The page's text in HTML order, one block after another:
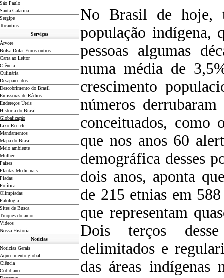
São Paulo
Santa Catarina
Sergipe
Tocantins
Serviços
Árvore
Bolsa Dolar Euros outros
Carta ao Leitor
Ciência
Culinária
Desaparecidos
Descobrimento do Brasil
Emissoras de Rádios
Endereços Úteis
Historia do Brasil
Globalização
Lixo Recicle
Mandamentos
Mapa do Brasil
Meio ambiente
Mulher
Paises
Plantas Medicinais
Piadas
Política
Olimpíadas
Patologia
Sites de Busca
Truques do amor
Vídeos
Nossa Historia
Noticias
Noticias Gerais
Aquecimento global
Ciência
Cotidiano
No Brasil de
população indígena,
pessoas algumas
numa média de
crescimento
números
conceituados, como
que nos anos 60
demográfica desses
dois anos, aponta
de 215 etnias em
que representam
Dois terços
delimitados e
das áreas